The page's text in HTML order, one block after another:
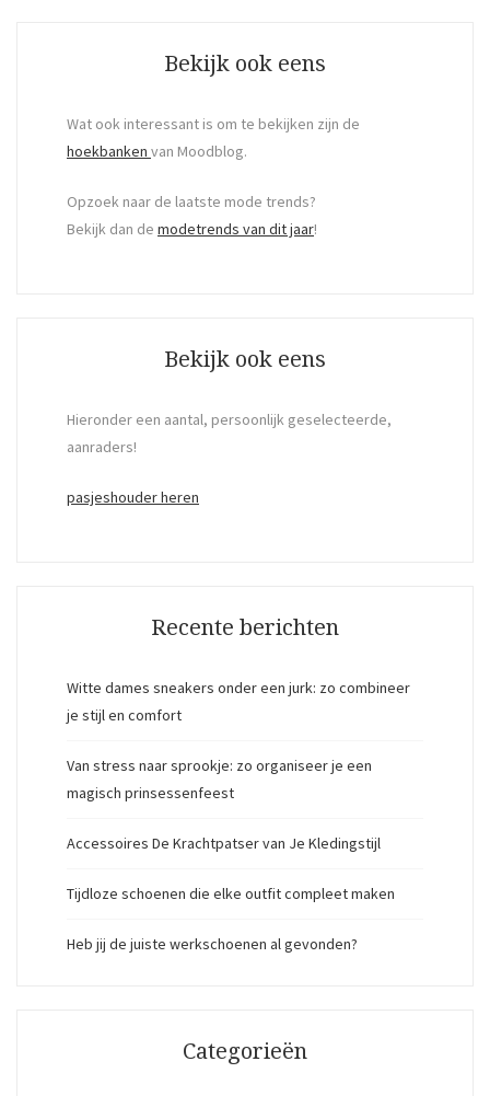
Bekijk ook eens
Wat ook interessant is om te bekijken zijn de
hoekbanken van Moodblog.
Opzoek naar de laatste mode trends?
Bekijk dan de modetrends van dit jaar!
Bekijk ook eens
Hieronder een aantal, persoonlijk geselecteerde,
aanraders!
pasjeshouder heren
Recente berichten
Witte dames sneakers onder een jurk: zo combineer
je stijl en comfort
Van stress naar sprookje: zo organiseer je een
magisch prinsessenfeest
Accessoires De Krachtpatser van Je Kledingstijl
Tijdloze schoenen die elke outfit compleet maken
Heb jij de juiste werkschoenen al gevonden?
Categorieën